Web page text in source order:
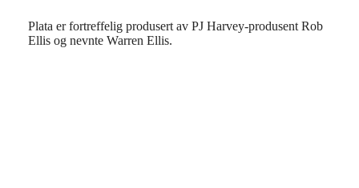
Plata er fortreffelig produsert av PJ Harvey-produsent Rob
Ellis og nevnte Warren Ellis.